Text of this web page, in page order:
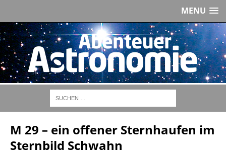
MENU
M 29 – ein offener Sternhaufen im
Sternbild Schwahn